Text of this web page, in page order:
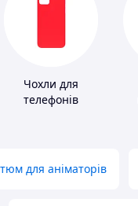
Чохли для
телефонів
для аніматорів